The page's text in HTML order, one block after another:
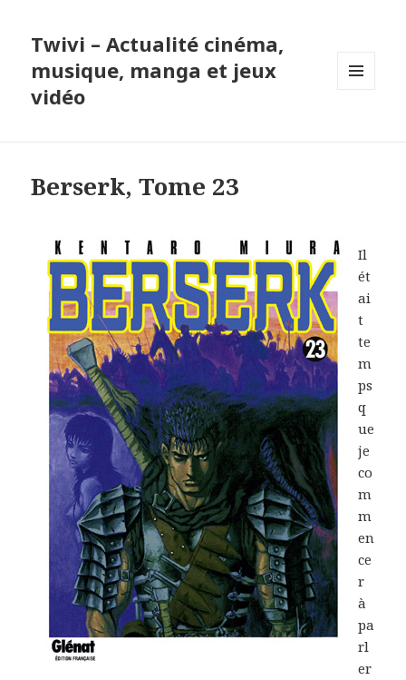
Twivi – Actualité cinéma,
musique, manga et jeux
vidéo
Berserk, Tome 23
Il
ét
ai
t
te
m
ps
q
ue
je
co
m
m
en
ce
r
à
pa
rl
er